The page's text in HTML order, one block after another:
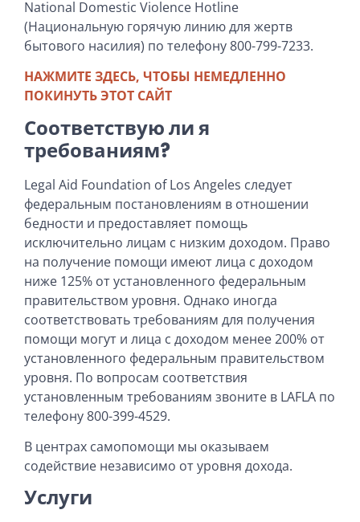
National Domestic Violence Hotline
(Национальную горячую линию для жертв
бытового насилия) по телефону 800-799-7233.
НАЖМИТЕ ЗДЕСЬ, ЧТОБЫ НЕМЕДЛЕННО
ПОКИНУТЬ ЭТОТ САЙТ
Соответствую ли я
требованиям?
Legal Aid Foundation of Los Angeles следует
федеральным постановлениям в отношении
бедности и предоставляет помощь
исключительно лицам с низким доходом. Право
на получение помощи имеют лица с доходом
ниже 125% от установленного федеральным
правительством уровня. Однако иногда
соответствовать требованиям для получения
помощи могут и лица с доходом менее 200% от
установленного федеральным правительством
уровня. По вопросам соответствия
установленным требованиям звоните в LAFLA по
телефону 800-399-4529.
В центрах самопомощи мы оказываем
содействие независимо от уровня дохода.
Услуги